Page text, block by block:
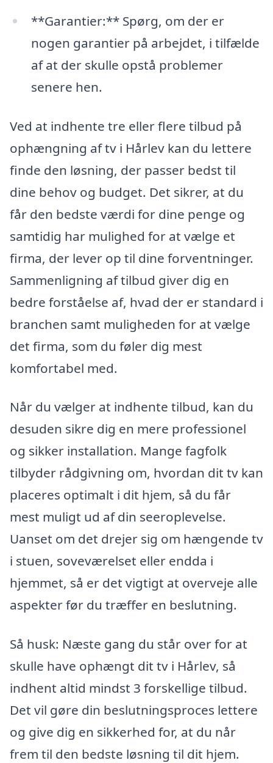
**Garantier:** Spørg, om der er
nogen garantier på arbejdet, i tilfælde
af at der skulle opstå problemer
senere hen.
Ved at indhente tre eller flere tilbud på
ophængning af tv i Hårlev kan du lettere
finde den løsning, der passer bedst til
dine behov og budget. Det sikrer, at du
får den bedste værdi for dine penge og
samtidig har mulighed for at vælge et
firma, der lever op til dine forventninger.
Sammenligning af tilbud giver dig en
bedre forståelse af, hvad der er standard i
branchen samt muligheden for at vælge
det firma, som du føler dig mest
komfortabel med.
Når du vælger at indhente tilbud, kan du
desuden sikre dig en mere professionel
og sikker installation. Mange fagfolk
tilbyder rådgivning om, hvordan dit tv kan
placeres optimalt i dit hjem, så du får
mest muligt ud af din seeroplevelse.
Uanset om det drejer sig om hængende tv
i stuen, soveværelset eller endda i
hjemmet, så er det vigtigt at overveje alle
aspekter før du træffer en beslutning.
Så husk: Næste gang du står over for at
skulle have ophængt dit tv i Hårlev, så
indhent altid mindst 3 forskellige tilbud.
Det vil gøre din beslutningsproces lettere
og give dig en sikkerhed for, at du når
frem til den bedste løsning til dit hjem.